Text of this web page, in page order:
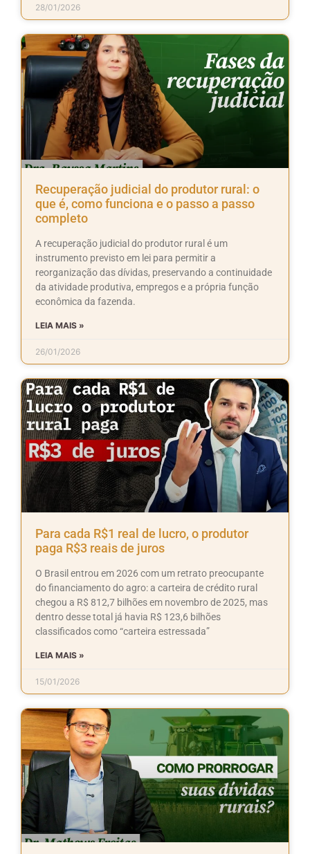
28/01/2026
Recuperação judicial do produtor rural: o
que é, como funciona e o passo a passo
completo
A recuperação judicial do produtor rural é um
instrumento previsto em lei para permitir a
reorganização das dívidas, preservando a continuidade
da atividade produtiva, empregos e a própria função
econômica da fazenda.
LEIA MAIS »
26/01/2026
Para cada R$1 real de lucro, o produtor
paga R$3 reais de juros
O Brasil entrou em 2026 com um retrato preocupante
do financiamento do agro: a carteira de crédito rural
chegou a R$ 812,7 bilhões em novembro de 2025, mas
dentro desse total já havia R$ 123,6 bilhões
classificados como “carteira estressada”
LEIA MAIS »
15/01/2026